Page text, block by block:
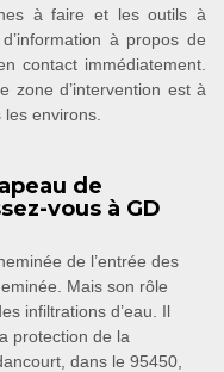
à faire et les outils à
à propos de
contact immédiatement.
zone d’intervention est à
environs.
de
vous à GD
de l’entrée des
Mais son rôle
infiltrations d’eau. Il
protection de la
dans le 95450,